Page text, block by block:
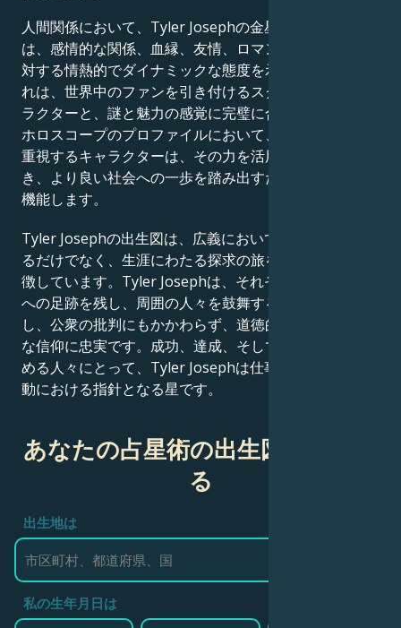
人間関係において、Tyler Josephの金星と火星の出生図
は、感情的な関係、血縁、友情、ロマンチックな関係に
対する情熱的でダイナミックな態度を示しています。こ
れは、世界中のファンを引き付けるスクリーン上のキャ
ラクターと、謎と魅力の感覚に完璧に合致しています。
ホロスコープのプロファイルにおいて、深い人間関係を
重視するキャラクターは、その力を活用して他者を導
き、より良い社会への一歩を踏み出すための手段として
機能します。
Tyler Josephの出生図は、広義において、単に有名であ
るだけでなく、生涯にわたる探求の旅を続ける人間を象
徴しています。Tyler Josephは、それぞれの状況を世界
への足跡を残し、周囲の人々を鼓舞する手段として活用
し、公衆の批判にもかかわらず、道徳的な信念と宗教的
な信仰に忠実です。成功、達成、そして人生の意味を求
める人々にとって、Tyler Josephは仕事、成功、社会活
動における指針となる星です。
あなたの占星術の出生図を作成す
る
出生地は
私の生年月日は